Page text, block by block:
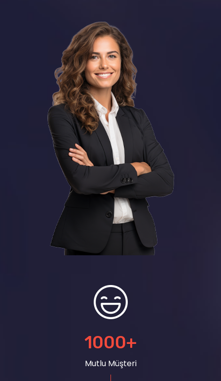
1000+
Mutlu Müşteri